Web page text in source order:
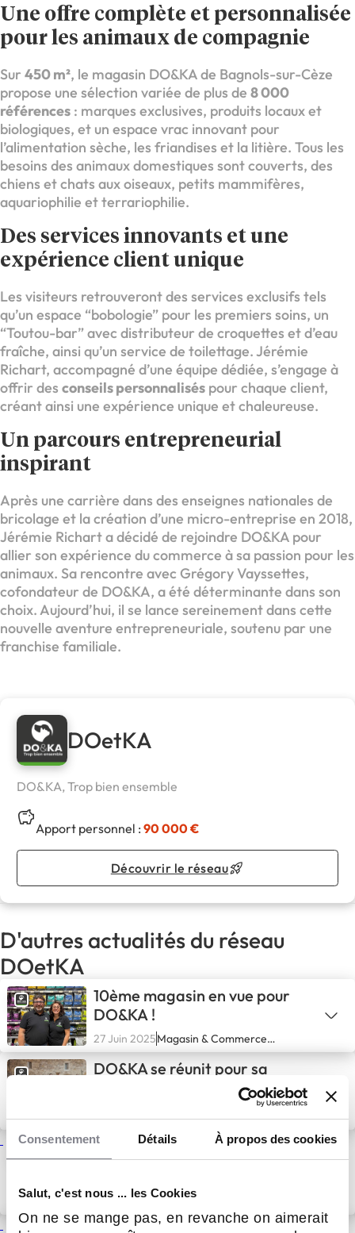
Consentement Détails À propos des cookies
Salut, c'est nous ... les Cookies
On ne se mange pas, en revanche on aimerait
Une offre complète et personnalisée
pour les animaux de compagnie
Sur 450 m², le magasin DO&KA de Bagnols-sur-Cèze
propose une sélection variée de plus de 8 000
références : marques exclusives, produits locaux et
biologiques, et un espace vrac innovant pour
l’alimentation sèche, les friandises et la litière. Tous les
besoins des animaux domestiques sont couverts, des
chiens et chats aux oiseaux, petits mammifères,
aquariophilie et terrariophilie.
Des services innovants et une
expérience client unique
Les visiteurs retrouveront des services exclusifs tels
qu’un espace “bobologie” pour les premiers soins, un
“Toutou-bar” avec distributeur de croquettes et d’eau
fraîche, ainsi qu’un service de toilettage. Jérémie
Richart, accompagné d’une équipe dédiée, s’engage à
offrir des conseils personnalisés pour chaque client,
créant ainsi une expérience unique et chaleureuse.
Un parcours entrepreneurial
inspirant
Après une carrière dans des enseignes nationales de
bricolage et la création d’une micro-entreprise en 2018,
Jérémie Richart a décidé de rejoindre DO&KA pour
allier son expérience du commerce à sa passion pour les
animaux. Sa rencontre avec Grégory Vayssettes,
cofondateur de DO&KA, a été déterminante dans son
choix. Aujourd’hui, il se lance sereinement dans cette
nouvelle aventure entrepreneuriale, soutenu par une
franchise familiale.
DOetKA
DO&KA, Trop bien ensemble
Apport personnel :90 000 €
Découvrir le réseau
D'autres actualités du réseau
DOetKA
10ème magasin en vue pour
DO&KA !
27 Juin 2025Magasin & Commerce
spécialisé
DO&KA se réunit pour sa
29 Avr 2025Magasin & Commerce
DO&KA ouvre une deuxième
succursale et vise 5 à 10
nouveaux franchisés en 2025
19 Mar 2025Actualités